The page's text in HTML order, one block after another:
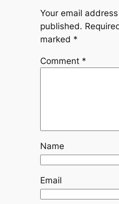
Your email
published.
marked *
Comment *
Name
Email